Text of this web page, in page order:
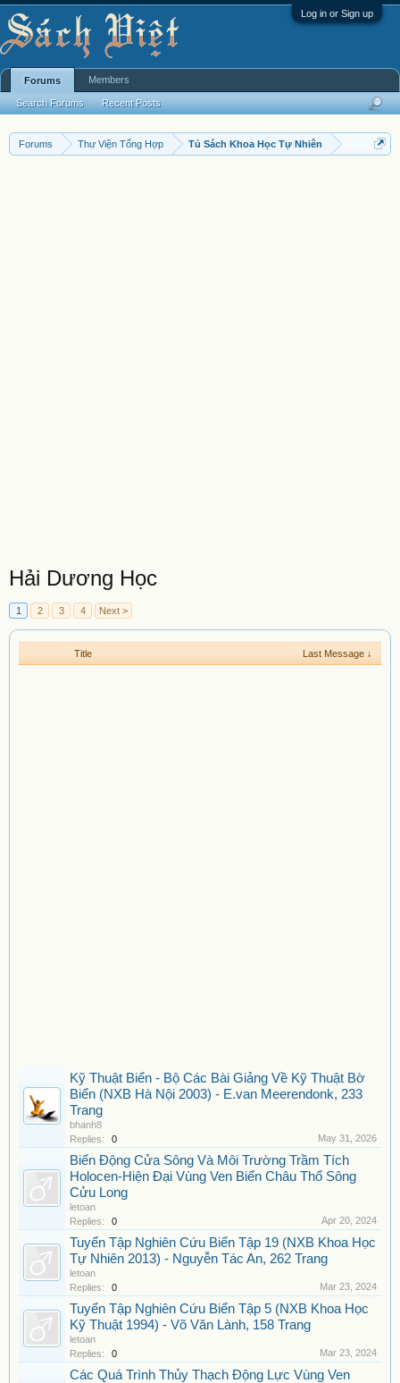
Log in or Sign up
Forums Thư Viện Tổng Hợp Tủ Sách Khoa Học Tự Nhiên
Hải Dương Học
1 2 3 4 Next >
Title Last Message ↓
Kỹ Thuật Biển - Bộ Các Bài Giảng Về Kỹ Thuật Bờ
Biển (NXB Hà Nội 2003) - E.van Meerendonk, 233
Trang
bhanh8
Replies:
0 May 31, 2026
Biến Động Cửa Sông Và Môi Trường Trầm Tích
Holocen-Hiện Đại Vùng Ven Biển Châu Thổ Sông
Cửu Long
letoan
Replies:
0 Apr 20, 2024
Tuyển Tập Nghiên Cứu Biển Tập 19 (NXB Khoa Học
Tự Nhiên 2013) - Nguyễn Tác An, 262 Trang
letoan
Replies:
0 Mar 23, 2024
Tuyển Tập Nghiên Cứu Biển Tập 5 (NXB Khoa Học
Kỹ Thuật 1994) - Võ Văn Lành, 158 Trang
letoan
Replies:
0 Mar 23, 2024
Các Quá Trình Thủy Thạch Động Lực Vùng Ven
Forums
Search Forums Recent Posts
Members